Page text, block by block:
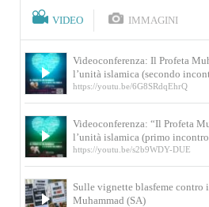
VIDEO IMMAGINI
Videoconferenza: Il Profeta
l’unità islamica (secondo
https://youtu.be/6G8SRdqEhrQ
Videoconferenza: “Il Profeta
l’unità islamica (primo
https://youtu.be/s2b9WDY-DUE
Sulle vignette blasfeme contro
Muhammad (SA)